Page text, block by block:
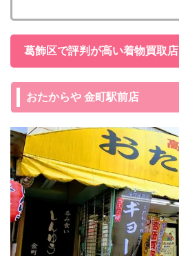
葛飾区で評判が高い着物買取店
おたからや 金町駅前店